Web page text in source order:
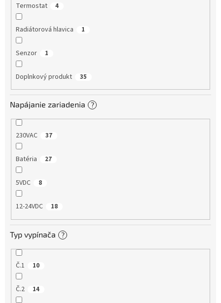
Termostat 4
Radiátorová hlavica 1
Senzor 1
Doplnkový produkt 35
Napájanie zariadenia ?
230VAC 37
Batéria 27
5VDC 8
12-24VDC 18
Typ vypínača ?
Č.1 10
Č.2 14